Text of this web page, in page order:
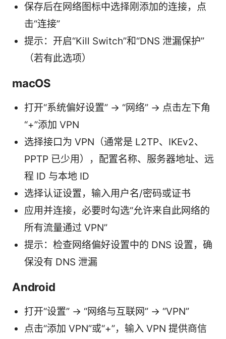
保存后在网络图标中选择刚添加的连接，点
击“连接”
提示：开启“Kill Switch”和“DNS 泄漏保护”
（若有此选项）
macOS
打开“系统偏好设置” -> “网络” -> 点击左下角
“+”添加 VPN
选择接口为 VPN（通常是 L2TP、IKEv2、
PPTP 已少用），配置名称、服务器地址、远
程 ID 与本地 ID
选择认证设置，输入用户名/密码或证书
应用并连接，必要时勾选“允许来自此网络的
所有流量通过 VPN”
提示：检查网络偏好设置中的 DNS 设置，确
保没有 DNS 泄漏
Android
打开“设置” -> “网络与互联网” -> “VPN”
点击“添加 VPN”或“+”，输入 VPN 提供商信